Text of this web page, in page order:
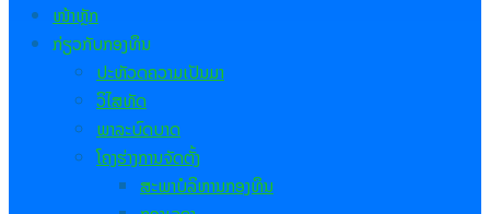
ໜ້າຫຼັກ
ກ່ຽວກັບກອງທຶນ
ປະຫັວດຄວາມເປັນມາ
ວິໄສທັດ
ພາລະບົດບາດ
ໂຄງຮ່າງການຈັດຕັ້ງ
ສະພາບໍລິຫານກອງທຶນ